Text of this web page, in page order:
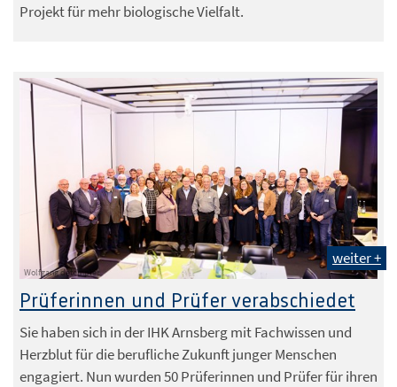
Projekt für mehr biologische Vielfalt.
Wolfgang detemple
weiter +
Prüferinnen und Prüfer verabschiedet
Sie haben sich in der IHK Arnsberg mit Fachwissen und
Herzblut für die berufliche Zukunft junger Menschen
engagiert. Nun wurden 50 Prüferinnen und Prüfer für ihren